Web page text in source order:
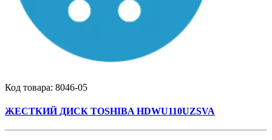
Код товара: 8046-05
ЖЕСТКИЙ ДИСК TOSHIBA HDWU110UZSVA